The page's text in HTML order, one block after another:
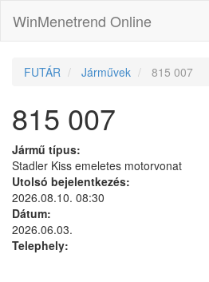
WinMenetrend Online
FUTÁR Járművek 815 007
815 007
Jármű típus:
Stadler Kiss emeletes motorvonat
Utolsó bejelentkezés:
2026.08.10. 08:30
Dátum:
2026.06.03.
Telephely: